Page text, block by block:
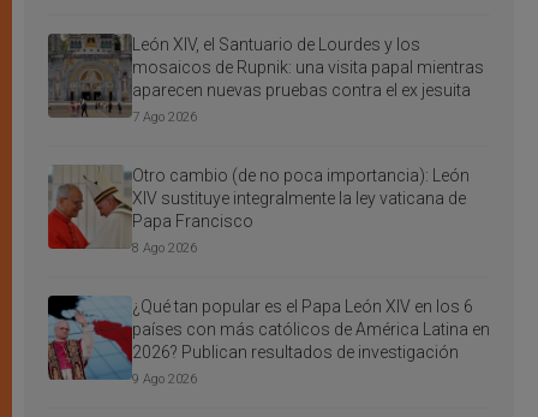
León XIV, el Santuario de Lourdes y los
mosaicos de Rupnik: una visita papal mientras
aparecen nuevas pruebas contra el ex jesuita
7 Ago 2026
Otro cambio (de no poca importancia): León
XIV sustituye integralmente la ley vaticana de
Papa Francisco
8 Ago 2026
¿Qué tan popular es el Papa León XIV en los 6
países con más católicos de América Latina en
2026? Publican resultados de investigación
9 Ago 2026